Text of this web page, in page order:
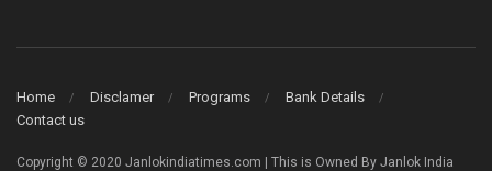
Home Disclamer Programs
Bank Details
Contact us
Copyright © 2020 Janlokindiatimes.com | This is Owned By Janlok India